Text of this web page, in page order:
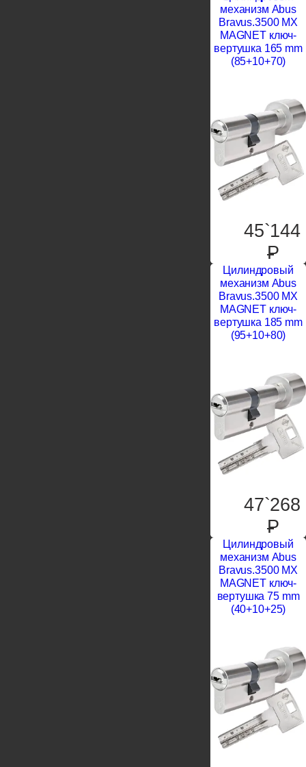
механизм Abus
Bravus.3500 MX
MAGNET ключ-
вертушка 165 mm
(85+10+70)
45`144
P
Цилиндровый
механизм Abus
Bravus.3500 MX
MAGNET ключ-
вертушка 185 mm
(95+10+80)
47`268
P
Цилиндровый
механизм Abus
Bravus.3500 MX
MAGNET ключ-
вертушка 75 mm
(40+10+25)